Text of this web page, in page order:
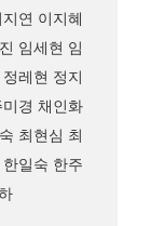
연 이지혜
임세현 임
정레현 정지
경 채인화
최현심 최
한일숙 한주